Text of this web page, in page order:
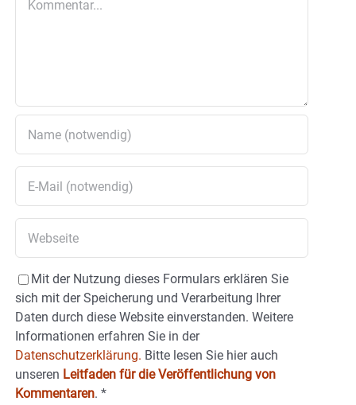
Mit der Nutzung dieses Formulars erklären Sie
sich mit der Speicherung und Verarbeitung Ihrer
Daten durch diese Website einverstanden. Weitere
Informationen erfahren Sie in der
Datenschutzerklärung. Bitte lesen Sie hier auch
unseren Leitfaden für die Veröffentlichung von
Kommentaren. *